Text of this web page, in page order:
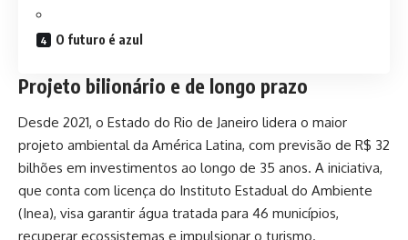
O futuro é azul
Projeto bilionário e de longo prazo
Desde 2021, o Estado do Rio de Janeiro lidera o maior
projeto ambiental da América Latina, com previsão de R$ 32
bilhões em investimentos ao longo de 35 anos. A iniciativa,
que conta com licença do Instituto Estadual do Ambiente
(Inea), visa garantir água tratada para 46 municípios,
recuperar ecossistemas e impulsionar o turismo.